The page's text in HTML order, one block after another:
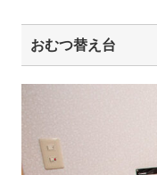
おむつ替え台